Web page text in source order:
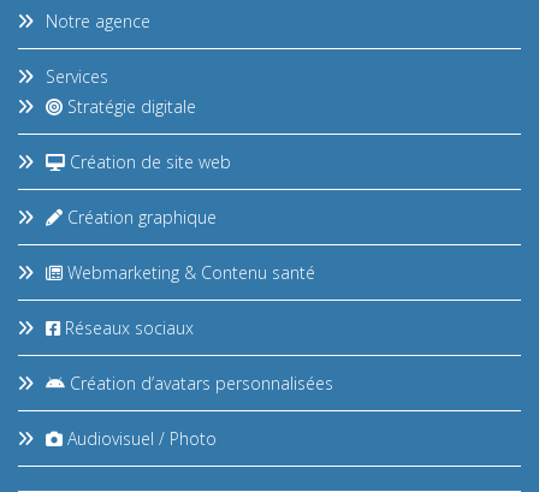
Notre agence
Services
Stratégie digitale
Création de site web
Création graphique
Webmarketing & Contenu santé
Réseaux sociaux
Création d’avatars personnalisées
Audiovisuel / Photo